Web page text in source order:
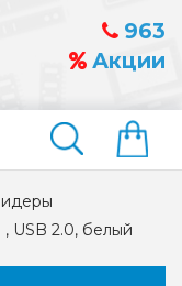
963
Акции
Найти
USB 2.0, белый